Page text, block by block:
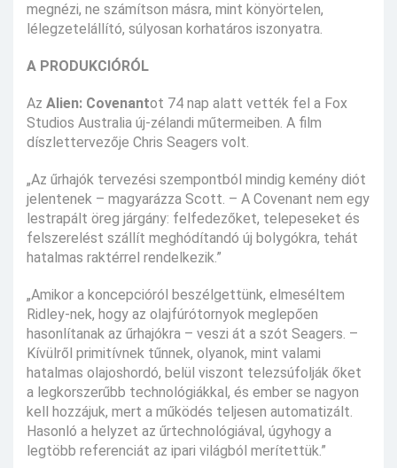
megnézi, ne számítson másra, mint könyörtelen,
lélegzetelállító, súlyosan korhatáros iszonyatra.
A PRODUKCIÓRÓL
Az Alien: Covenantot 74 nap alatt vették fel a Fox
Studios Australia új-zélandi műtermeiben. A film
díszlettervezője Chris Seagers volt.
„Az űrhajók tervezési szempontból mindig kemény diót
jelentenek – magyarázza Scott. – A Covenant nem egy
lestrapált öreg járgány: felfedezőket, telepeseket és
felszerelést szállít meghódítandó új bolygókra, tehát
hatalmas raktérrel rendelkezik.”
„Amikor a koncepcióról beszélgettünk, elmeséltem
Ridley-nek, hogy az olajfúrótornyok meglepően
hasonlítanak az űrhajókra – veszi át a szót Seagers. –
Kívülről primitívnek tűnnek, olyanok, mint valami
hatalmas olajoshordó, belül viszont telezsúfolják őket
a legkorszerűbb technológiákkal, és ember se nagyon
kell hozzájuk, mert a működés teljesen automatizált.
Hasonló a helyzet az űrtechnológiával, úgyhogy a
legtöbb referenciát az ipari világból merítettük.”